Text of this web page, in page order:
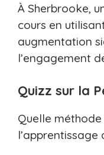
À Sherbrooke,
cours en
augmentation
l’engagement
Quizz sur la
Quelle